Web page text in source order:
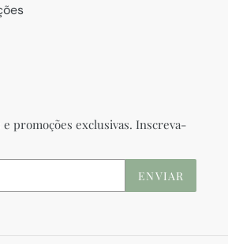
e promoções exclusivas. Inscreva-
ENVIAR